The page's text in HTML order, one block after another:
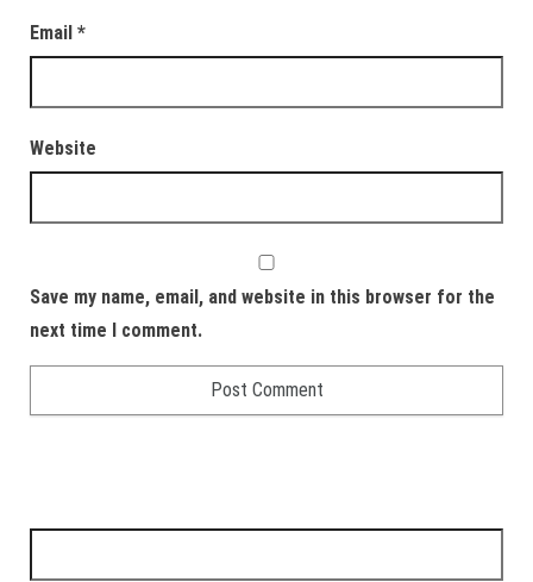
Email *
Website
Save my name, email, and website in this browser for the
next time I comment.